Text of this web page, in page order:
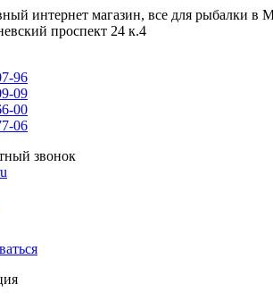
интернет магазин, все для рыбалки в
проспект 24 к.4
96
09
00
06
звонок